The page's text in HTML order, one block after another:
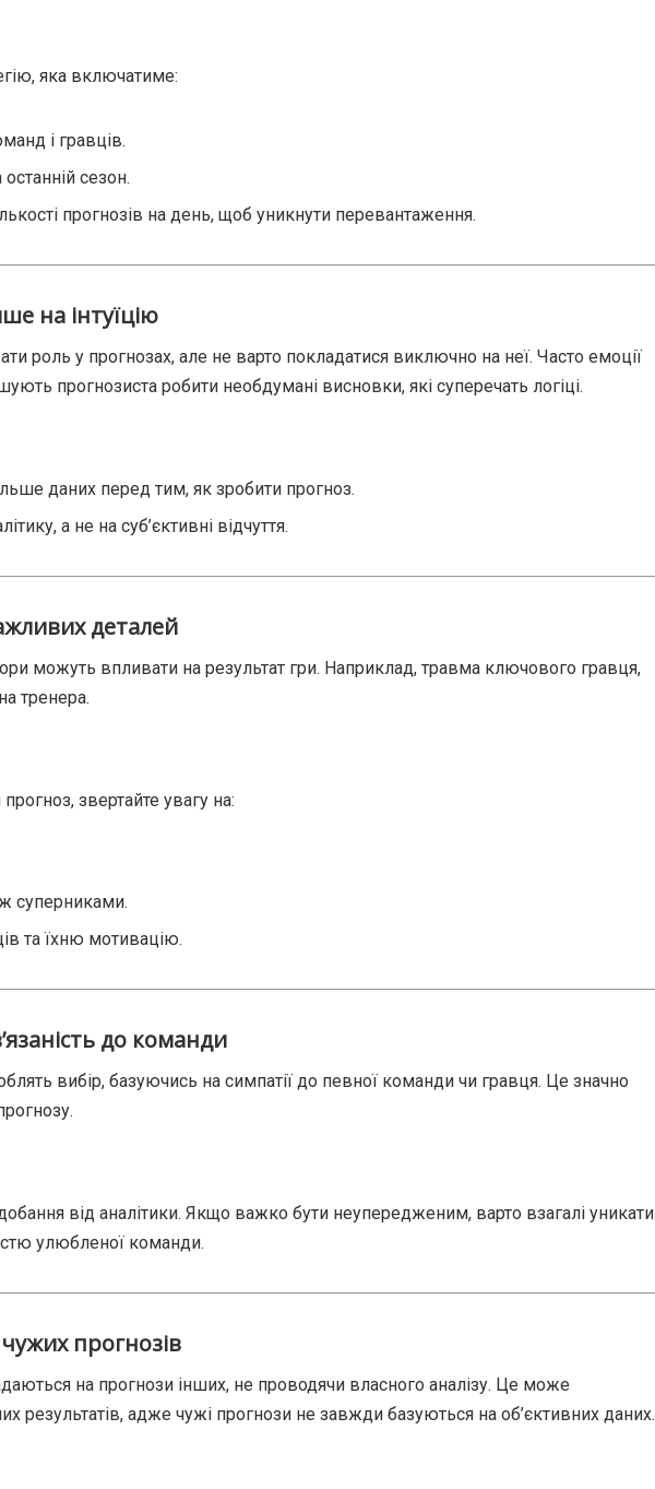
яка включатиме:
і гравців.
сезон.
прогнозів на день, щоб уникнути перевантаження.
на інтуїцію
роль у прогнозах, але не варто покладатися виключно на неї. Часто емоції
прогнозиста робити необдумані висновки, які суперечать логіці.
даних перед тим, як зробити прогноз.
а не на суб’єктивні відчуття.
деталей
можуть впливати на результат гри. Наприклад, травма ключового гравця,
тренера.
звертайте увагу на:
суперниками.
та їхню мотивацію.
до команди
вибір, базуючись на симпатії до певної команди чи гравця. Це значно
від аналітики. Якщо важко бути неупередженим, варто взагалі уникати
улюбленої команди.
прогнозів
на прогнози інших, не проводячи власного аналізу. Це може
результатів, адже чужі прогнози не завжди базуються на об’єктивних даних.